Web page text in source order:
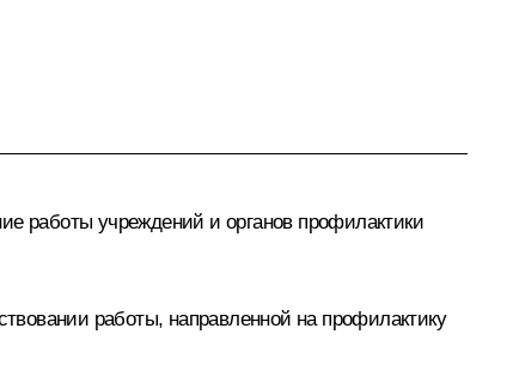
работы учреждений и органов профилактики
работы, направленной на профилактику